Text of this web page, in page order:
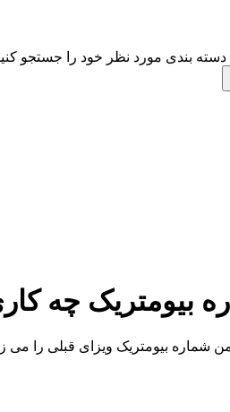
دسته بندی مورد نظر خود را جستجو
چه کاری
شماره بیومتریک ویزای قبلی را می